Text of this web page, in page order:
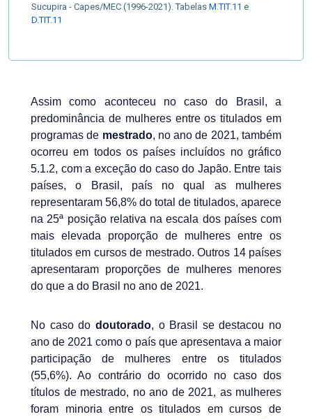
Sucupira - Capes/MEC (1996-2021). Tabelas M.TIT.11 e
D.TIT.11
Assim como aconteceu no caso do Brasil, a
predominância de mulheres entre os titulados em
programas de mestrado, no ano de 2021, também
ocorreu em todos os países incluídos no gráfico
5.1.2, com a exceção do caso do Japão. Entre tais
países, o Brasil, país no qual as mulheres
representaram 56,8% do total de titulados, aparece
na 25ª posição relativa na escala dos países com
mais elevada proporção de mulheres entre os
titulados em cursos de mestrado. Outros 14 países
apresentaram proporções de mulheres menores
do que a do Brasil no ano de 2021.
No caso do doutorado, o Brasil se destacou no
ano de 2021 como o país que apresentava a maior
participação de mulheres entre os titulados
(55,6%). Ao contrário do ocorrido no caso dos
títulos de mestrado, no ano de 2021, as mulheres
foram minoria entre os titulados em cursos de